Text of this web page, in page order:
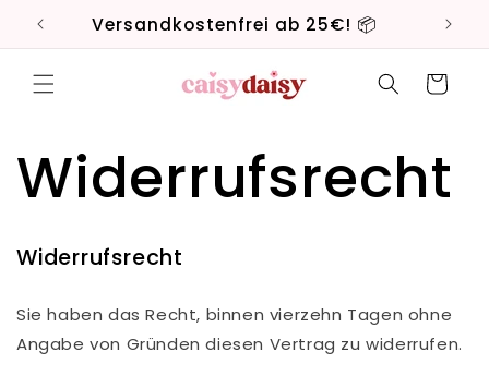
zum
Inhalt
Versandkostenfrei ab 25€! 📦
Warenkorb
Widerrufsrecht
Widerrufsrecht
Sie haben das Recht, binnen vierzehn Tagen ohne
Angabe von Gründen diesen Vertrag zu widerrufen.